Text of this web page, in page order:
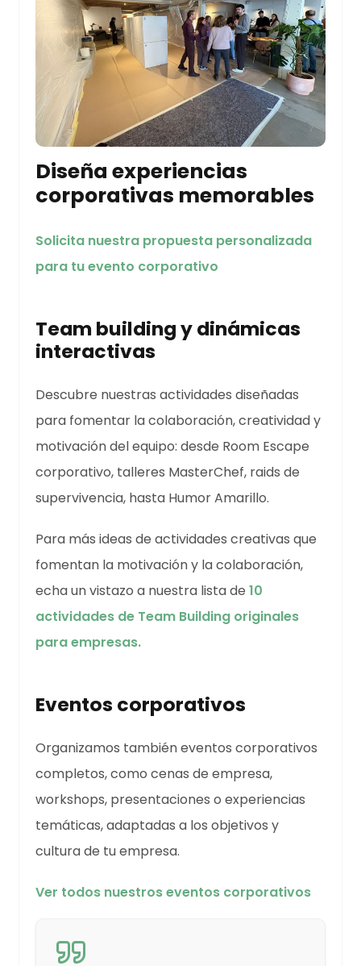
Diseña experiencias
corporativas memorables
Solicita nuestra propuesta personalizada
para tu evento corporativo
Team building y dinámicas
interactivas
Descubre nuestras actividades diseñadas
para fomentar la colaboración, creatividad y
motivación del equipo: desde Room Escape
corporativo, talleres MasterChef, raids de
supervivencia, hasta Humor Amarillo.
Para más ideas de actividades creativas que
fomentan la motivación y la colaboración,
echa un vistazo a nuestra lista de 10
actividades de Team Building originales
para empresas.
Eventos corporativos
Organizamos también eventos corporativos
completos, como cenas de empresa,
workshops, presentaciones o experiencias
temáticas, adaptadas a los objetivos y
cultura de tu empresa.
Ver todos nuestros eventos corporativos